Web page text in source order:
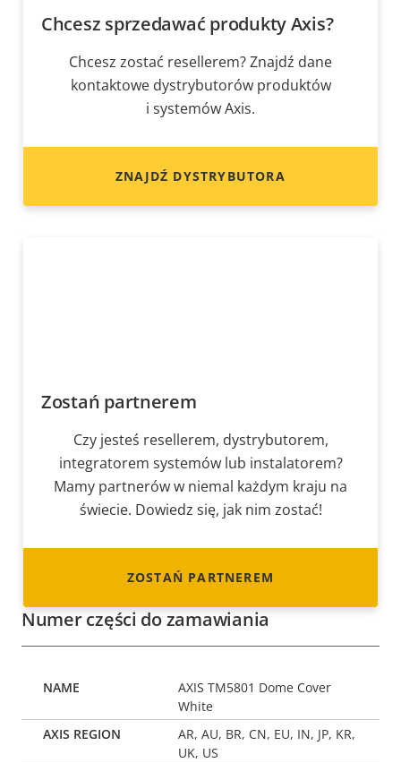
Chcesz sprzedawać produkty Axis?
Chcesz zostać resellerem? Znajdź dane
kontaktowe dystrybutorów produktów
i systemów Axis.
ZNAJDŹ DYSTRYBUTORA
Zostań partnerem
Czy jesteś resellerem, dystrybutorem,
integratorem systemów lub instalatorem?
Mamy partnerów w niemal każdym kraju na
świecie. Dowiedz się, jak nim zostać!
ZOSTAŃ PARTNEREM
Numer części do zamawiania
AXIS TM5801 Dome Cover
White
AR, AU, BR, CN, EU, IN, JP, KR,
UK, US